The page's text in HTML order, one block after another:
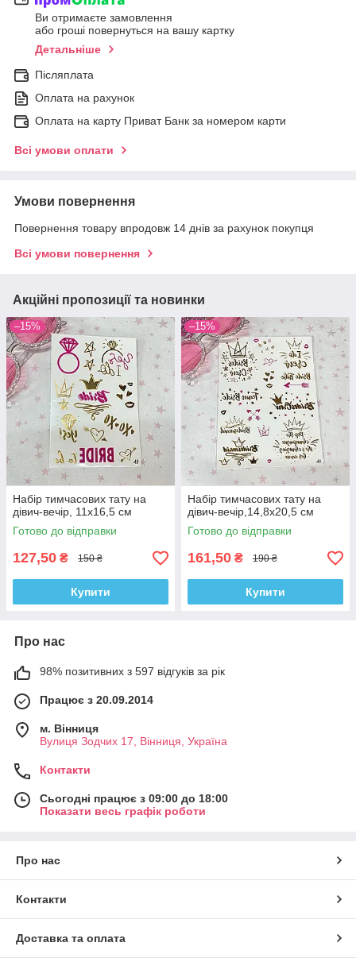
Ви отримаєте замовлення
або гроші повернуться на вашу картку
Детальніше
Післяплата
Оплата на рахунок
Оплата на карту Приват Банк за номером карти
Всі умови оплати
Умови повернення
Повернення товару впродовж 14 днів за рахунок покупця
Всі умови повернення
Акційні пропозиції та новинки
–15%
Набір тимчасових тату на
дівич-вечір, 11х16,5 см
Готово до відправки
127,50 ₴ 150 ₴
Купити
–15%
Набір тимчасових тату на
дівич-вечір,14,8х20,5 см
Готово до відправки
161,50 ₴ 190 ₴
Купити
Про нас
98% позитивних з 597 відгуків за рік
Працює з 20.09.2014
м. Вінниця
Вулиця Зодчих 17, Вінниця, Україна
Контакти
Сьогодні працює з 09:00 до 18:00
Показати весь графік роботи
Про нас
Контакти
Доставка та оплата